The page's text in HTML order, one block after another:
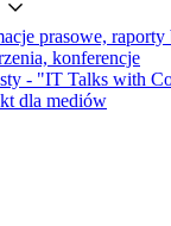
prasowe, raporty
konferencje
- "IT Talks with
dla mediów